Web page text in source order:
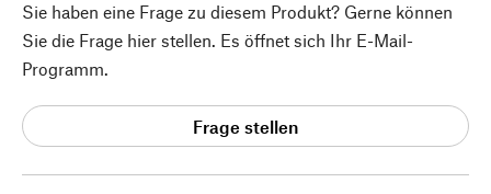
Sie haben eine Frage zu diesem Produkt? Gerne können
Sie die Frage hier stellen. Es öffnet sich Ihr E-Mail-
Programm.
Frage stellen